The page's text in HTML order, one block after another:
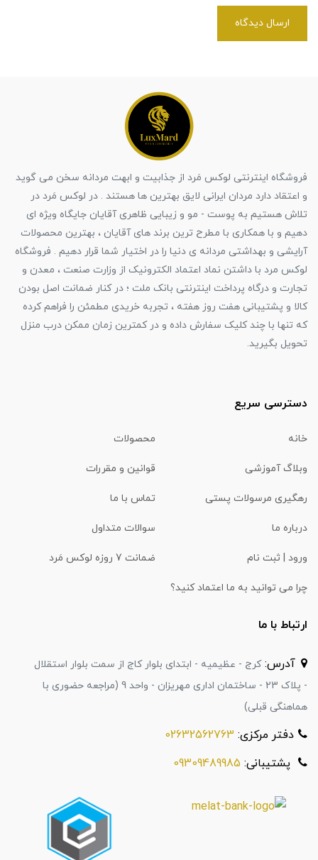
ارسال دیدگاه
فروشگاه اینترنتی لوکس مَرد از جذابیت و ابهت مردانه سخن می گوید
و اعتقاد دارد مردان ایرانی لایق بهترین ها هستند . در لوکس مَرد در
تلاش هستیم به پوست - مو و زیبایی ظاهری آقایان جایگاه ویژه ای
دهیم و با همکاری با مطرح ترین برند های آقایان ، بهترین محصولات
آرایشی و بهداشتی مردانه ی دنیا را در اختیار شما قرار دهیم . فروشگاه
لوکس مرد با داشتن نماد اعتماد الکترونیک از وزارت صنعت ، معدن و
تجارت و درگاه پرداخت اینترنتی بانک ملت ؛ در کنار ضمانت اصل بودن
کالا و پشتیبانی هفت روز هفته ، تجربه خریدی مطمئن را فراهم کرده
که تنها با چند کلیک سفارش داده و در کمترین زمان ممکن درب منزل
تحویل بگیرید.
دسترسی سریع
خانه محصولات
وبلاگ آموزشی قوانین و مقررات
رهگیری مرسولات پستی تماس با ما
درباره ما سوالات متداول
ورود | ثبت نام ضمانت 7 روزه لوکس مَرد
چرا می توانید به ما اعتماد کنید؟
ارتباط با ما
آدرس:کرج - عظیمیه - ابتدای بلوار کاج از سمت بلوار استقلال
- پلاک 23 - ساختمان اداری مهریزان - واحد 9 (مراجعه حضوری با
هماهنگی قبلی)
دفتر مرکزی: 02632562763
پشتیبانی: 09309489985